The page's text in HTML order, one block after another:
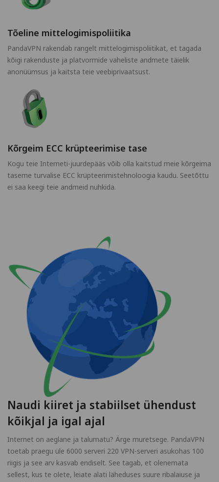
Tõeline mittelogimispoliitika
PandaVPN rakendab rangelt mittelogimispoliitikat, et tagada
kõigi rakenduste ja platvormide vaheliste andmete täielik
anonüümsus ja kaitsta teie veebiprivaatsust.
Kõrgeim ECC krüpteerimise tase
Kogu teie Interneti-juurdepääs võib olla kaitstud meie kõrgeima
taseme turvalise ECC krüpteerimistehnoloogia kaudu. Seetõttu
ei saa keegi teie andmeid nuhkida.
Naudi kiiret ja stabiilset ühendust
kõikjal ja igal ajal
Internet on aeglane ja talumatu? Ärge muretsege. PandaVPN
toetab praegu üle 6000 serveri 220 VPN-serveri asukohas 100
riigis ja see arv kasvab endiselt. See tagab, et olenemata
sellest, kus te olete, leiate alati läheduses suure ribalaiuse ja